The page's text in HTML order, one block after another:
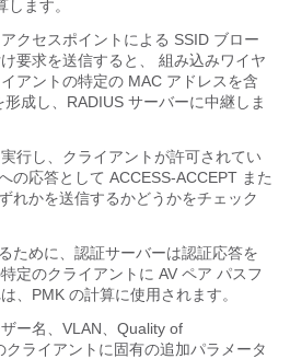
ます。
クセスポイントによる SSID ブロー
要求を送信すると、 組み込みワイヤ
アントの特定の MAC アドレスを含
成し、RADIUS サーバーに中継しま
行し、クライアントが許可されてい
の応答として ACCESS-ACCEPT また
れかを送信するかどうかをチェック
ために、認証サーバーは認証応答を
定のクライアントに AV ペア パスフ
、PMK の計算に使用されます。
ー名、VLAN、Quality of
ライアントに固有の追加パラメータ